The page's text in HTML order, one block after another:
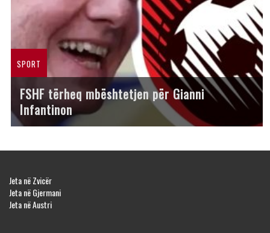
SPORT
FSHF tërheq mbështetjen për Gianni
Infantinon
Jeta në Zvicër
Jeta në Gjermani
Jeta në Austri